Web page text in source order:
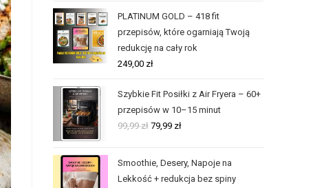
PLATINUM GOLD – 418 fit
przepisów, które ogarniają Twoją
redukcję na cały rok
249,00 zł
Szybkie Fit Posiłki z Air Fryera – 60+
przepisów w 10–15 minut
99,99zł 79,99 zł
Smoothie, Desery, Napoje na
Lekkość + redukcja bez spiny